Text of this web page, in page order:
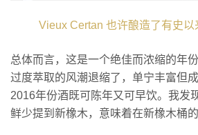
Vieux Certan 也许酿造了有史以
总体而言，这是一个绝佳而浓缩的年
过度萃取的风潮退缩了，单宁丰富但
2016年份酒既可陈年又可早饮。我发
鲜少提到新橡木，意味着在新橡木桶